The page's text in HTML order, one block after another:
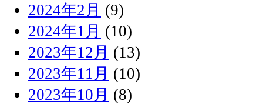
2024年2月 (9)
2024年1月 (10)
2023年12月 (13)
2023年11月 (10)
2023年10月 (8)